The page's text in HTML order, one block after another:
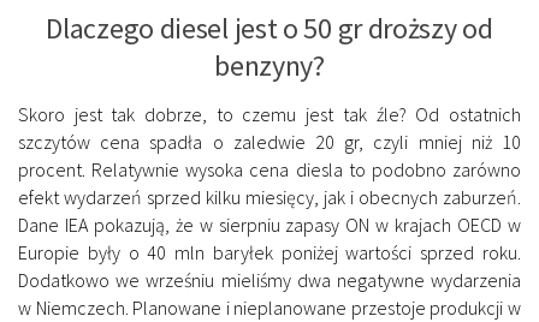
Dlaczego diesel jest o 50 gr droższy od
benzyny?
Skoro jest tak dobrze, to czemu jest tak źle? Od ostatnich
szczytów cena spadła o zaledwie 20 gr, czyli mniej niż 10
procent. Relatywnie wysoka cena diesla to podobno zarówno
efekt wydarzeń sprzed kilku miesięcy, jak i obecnych zaburzeń.
Dane IEA pokazują, że w sierpniu zapasy ON w krajach OECD w
Europie były o 40 mln baryłek poniżej wartości sprzed roku.
Dodatkowo we wrześniu mieliśmy dwa negatywne wydarzenia
w Niemczech. Planowane i nieplanowane przestoje produkcji w